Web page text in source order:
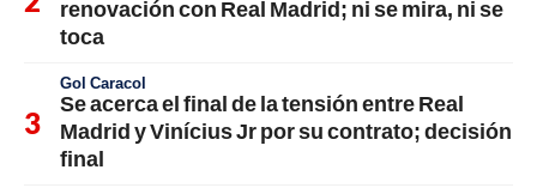
renovación con Real Madrid; ni se mira, ni se
toca
Gol Caracol
Se acerca el final de la tensión entre Real
Madrid y Vinícius Jr por su contrato; decisión
final